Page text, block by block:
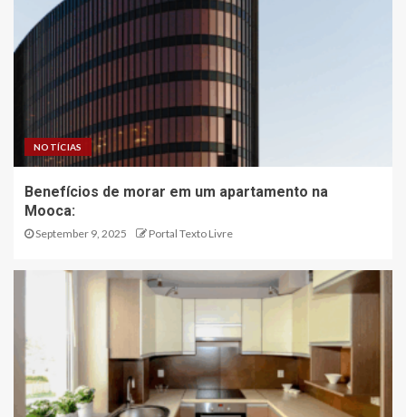
NOTÍCIAS
Benefícios de morar em um apartamento na
Mooca:
September 9, 2025 Portal Texto Livre